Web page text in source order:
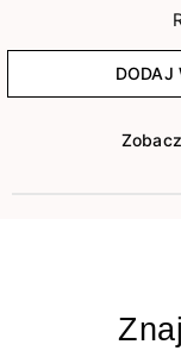
DODAJ